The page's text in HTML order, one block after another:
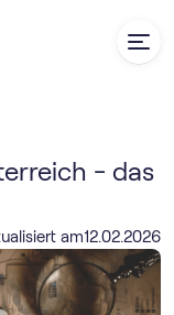
- das
am12.02.2026